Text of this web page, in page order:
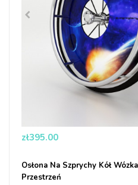
Price
zł395.00
Osłona Na Szprychy Kół
Przestrzeń